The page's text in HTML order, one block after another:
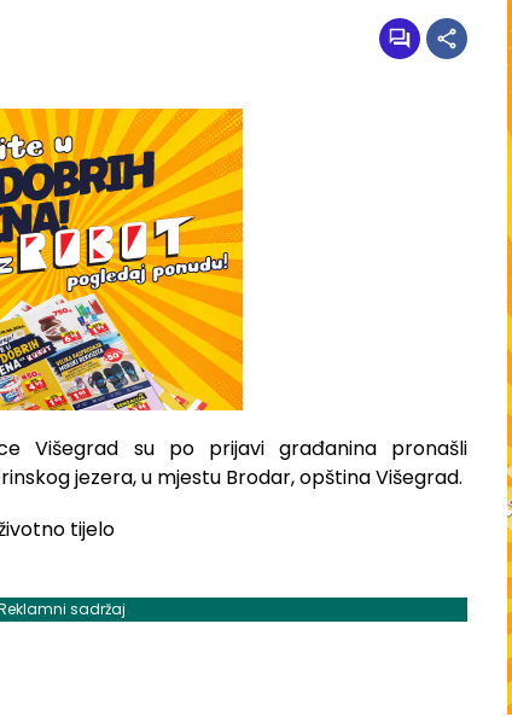
Višegrad su po prijavi građanina pronašli
jezera, u mjestu Brodar, opština Višegrad.
sadržaj